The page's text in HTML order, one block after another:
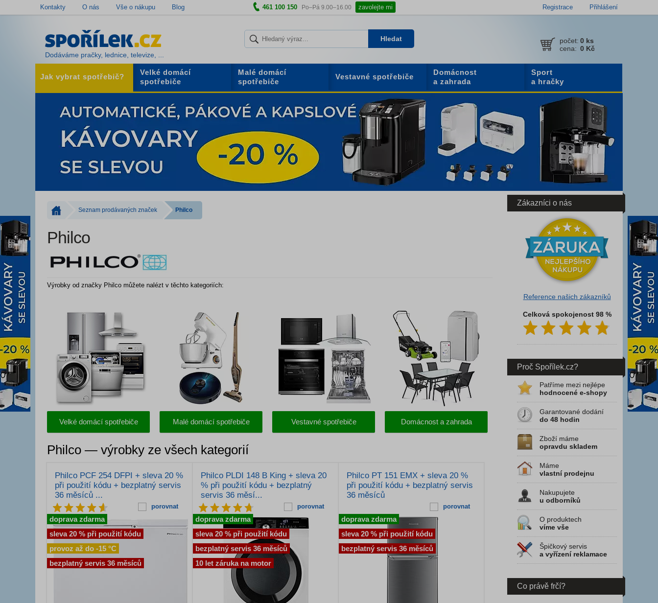
Kontakty O nás Vše o nákupu Blog 461 100 150 Po–Pá 9.00–16.00 zavolejte mi Registrace Přihlášení
Dodáváme pračky, lednice, televize, ...
počet: 0 ks
cena: 0 Kč
Hledat
Jak vybrat spotřebič?
Velké domácí
spotřebiče
Malé domácí
spotřebiče
Vestavné spotřebiče
Domácnost
a zahrada
Sport
a hračky
Seznam prodávaných značek Philco
Philco
Výrobky od značky Philco můžete nalézt v těchto kategoriích:
Velké domácí spotřebiče Malé domácí spotřebiče Vestavné spotřebiče Domácnost a zahrada
Philco — výrobky ze všech kategorií
Philco PCF 254 DFPI + sleva 20 %
při použití kódu + bezplatný servis
36 měsíců ...
porovnat
doprava zdarma
sleva 20 % při použití kódu
provoz až do -15 °C
bezplatný servis 36 měsíců
Philco PLDI 148 B King + sleva 20
% při použití kódu + bezplatný
servis 36 měsí...
porovnat
doprava zdarma
sleva 20 % při použití kódu
bezplatný servis 36 měsíců
10 let záruka na motor
Philco PT 151 EMX + sleva 20 %
při použití kódu + bezplatný servis
36 měsíců
porovnat
doprava zdarma
sleva 20 % při použití kódu
bezplatný servis 36 měsíců
Zákazníci o nás
Reference našich zákazníků
Celková spokojenost 98 %
Proč Spořílek.cz?
Patříme mezi nejlépe
hodnocené e-shopy
Garantované dodání
do 48 hodin
Zboží máme
opravdu skladem
Máme
vlastní prodejnu
Nakupujete
u odborníků
O produktech
víme vše
Špičkový servis
a vyřízení reklamace
Co právě frčí?